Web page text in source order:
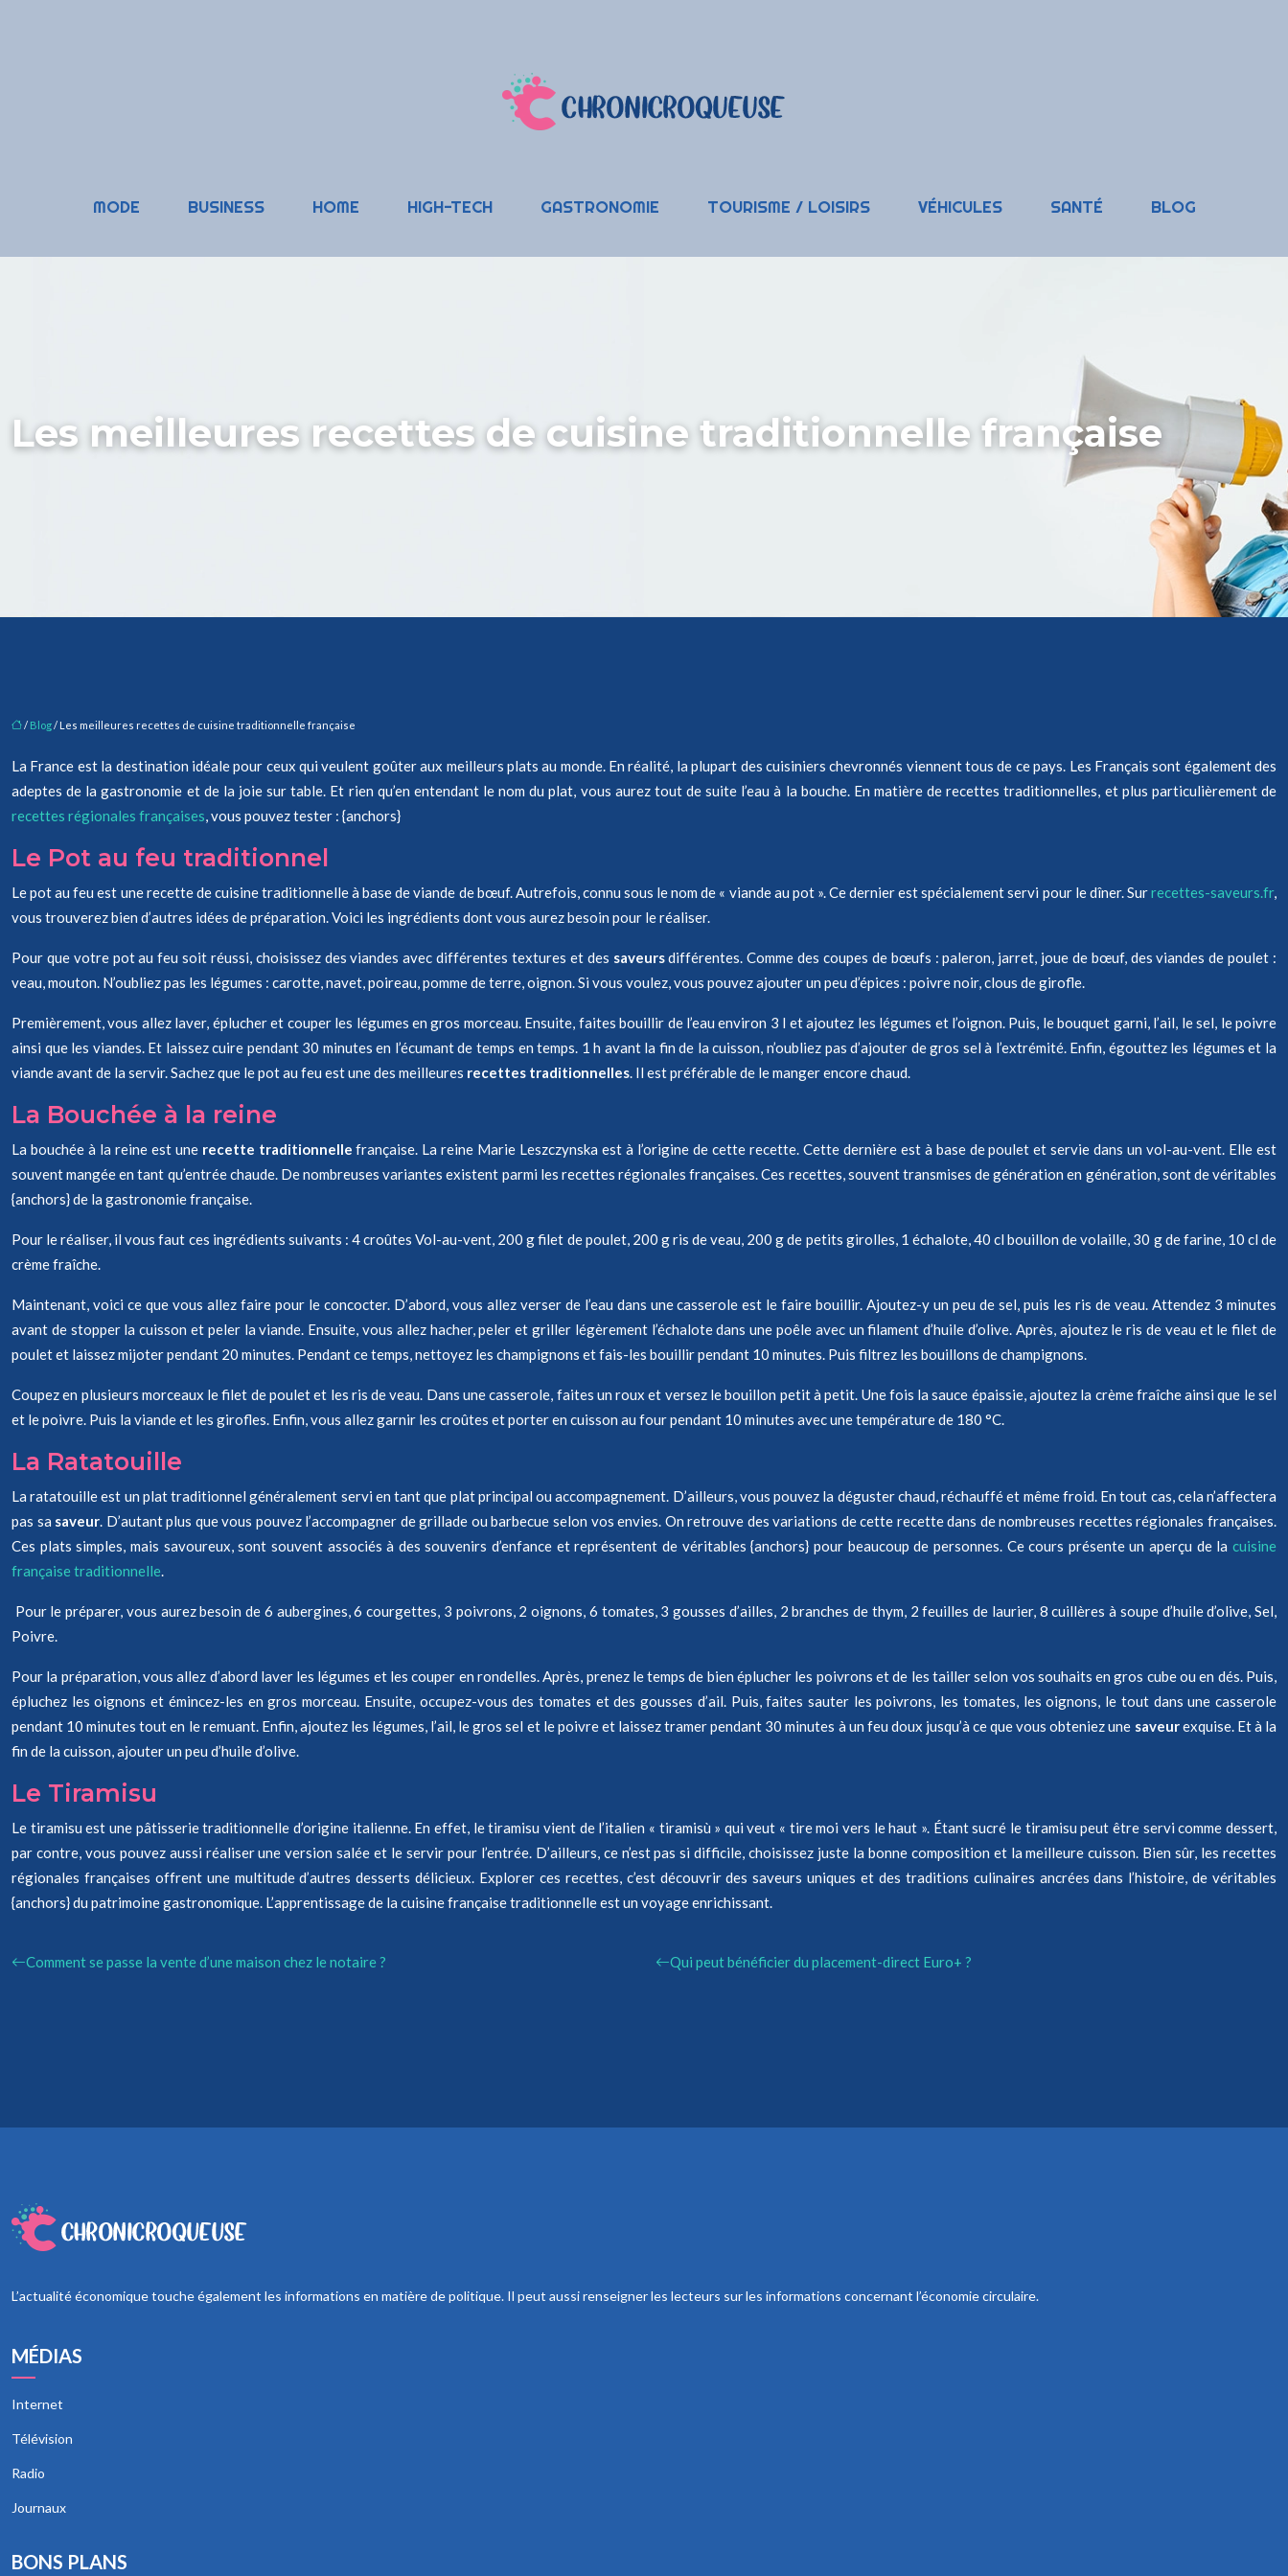
MODE BUSINESS HOME HIGH-TECH GASTRONOMIE TOURISME / LOISIRS VÉHICULES SANTÉ BLOG
Les meilleures recettes de cuisine traditionnelle française
/ Blog/ Les meilleures recettes de cuisine traditionnelle française
La France est la destination idéale pour ceux qui veulent goûter aux meilleurs plats au monde. En réalité, la plupart des cuisiniers chevronnés viennent tous de ce pays. Les Français sont également des
adeptes de la gastronomie et de la joie sur table. Et rien qu’en entendant le nom du plat, vous aurez tout de suite l’eau à la bouche. En matière de recettes traditionnelles, et plus particulièrement de
recettes régionales françaises, vous pouvez tester : {anchors}
Le Pot au feu traditionnel
Le pot au feu est une recette de cuisine traditionnelle à base de viande de bœuf. Autrefois, connu sous le nom de « viande au pot ». Ce dernier est spécialement servi pour le dîner. Surrecettes-saveurs.fr,
vous trouverez bien d’autres idées de préparation. Voici les ingrédients dont vous aurez besoin pour le réaliser.
Pour que votre pot au feu soit réussi, choisissez des viandes avec différentes textures et des saveursdifférentes. Comme des coupes de bœufs : paleron, jarret, joue de bœuf, des viandes de poulet :
veau, mouton. N’oubliez pas les légumes : carotte, navet, poireau, pomme de terre, oignon. Si vous voulez, vous pouvez ajouter un peu d’épices : poivre noir, clous de girofle.
Premièrement, vous allez laver, éplucher et couper les légumes en gros morceau. Ensuite, faites bouillir de l’eau environ 3 l et ajoutez les légumes et l’oignon. Puis, le bouquet garni, l’ail, le sel, le poivre
ainsi que les viandes. Et laissez cuire pendant 30 minutes en l’écumant de temps en temps. 1 h avant la fin de la cuisson, n’oubliez pas d’ajouter de gros sel à l’extrémité. Enfin, égouttez les légumes et la
viande avant de la servir. Sachez que le pot au feu est une des meilleures recettes traditionnelles. Il est préférable de le manger encore chaud.
La Bouchée à la reine
La bouchée à la reine est une recette traditionnelle française. La reine Marie Leszczynska est à l’origine de cette recette. Cette dernière est à base de poulet et servie dans un vol-au-vent. Elle est
souvent mangée en tant qu’entrée chaude. De nombreuses variantes existent parmi les recettes régionales françaises. Ces recettes, souvent transmises de génération en génération, sont de véritables
{anchors} de la gastronomie française.
Pour le réaliser, il vous faut ces ingrédients suivants : 4 croûtes Vol-au-vent, 200 g filet de poulet, 200 g ris de veau, 200 g de petits girolles, 1 échalote, 40 cl bouillon de volaille, 30 g de farine, 10 cl de
crème fraîche.
Maintenant, voici ce que vous allez faire pour le concocter. D’abord, vous allez verser de l’eau dans une casserole est le faire bouillir. Ajoutez-y un peu de sel, puis les ris de veau. Attendez 3 minutes
avant de stopper la cuisson et peler la viande. Ensuite, vous allez hacher, peler et griller légèrement l’échalote dans une poêle avec un filament d’huile d’olive. Après, ajoutez le ris de veau et le filet de
poulet et laissez mijoter pendant 20 minutes. Pendant ce temps, nettoyez les champignons et fais-les bouillir pendant 10 minutes. Puis filtrez les bouillons de champignons.
Coupez en plusieurs morceaux le filet de poulet et les ris de veau. Dans une casserole, faites un roux et versez le bouillon petit à petit. Une fois la sauce épaissie, ajoutez la crème fraîche ainsi que le sel
et le poivre. Puis la viande et les girofles. Enfin, vous allez garnir les croûtes et porter en cuisson au four pendant 10 minutes avec une température de 180 °C.
La Ratatouille
La ratatouille est un plat traditionnel généralement servi en tant que plat principal ou accompagnement. D’ailleurs, vous pouvez la déguster chaud, réchauffé et même froid. En tout cas, cela n’affectera
pas sa saveur. D’autant plus que vous pouvez l’accompagner de grillade ou barbecue selon vos envies. On retrouve des variations de cette recette dans de nombreuses recettes régionales françaises.
Ces plats simples, mais savoureux, sont souvent associés à des souvenirs d’enfance et représentent de véritables {anchors} pour beaucoup de personnes. Ce cours présente un aperçu de la cuisine
française traditionnelle.
Pour le préparer, vous aurez besoin de 6 aubergines, 6 courgettes, 3 poivrons, 2 oignons, 6 tomates, 3 gousses d’ailles, 2 branches de thym, 2 feuilles de laurier, 8 cuillères à soupe d’huile d’olive, Sel,
Poivre.
Pour la préparation, vous allez d’abord laver les légumes et les couper en rondelles. Après, prenez le temps de bien éplucher les poivrons et de les tailler selon vos souhaits en gros cube ou en dés. Puis,
épluchez les oignons et émincez-les en gros morceau. Ensuite, occupez-vous des tomates et des gousses d’ail. Puis, faites sauter les poivrons, les tomates, les oignons, le tout dans une casserole
pendant 10 minutes tout en le remuant. Enfin, ajoutez les légumes, l’ail, le gros sel et le poivre et laissez tramer pendant 30 minutes à un feu doux jusqu’à ce que vous obteniez une saveurexquise. Et à la
fin de la cuisson, ajouter un peu d’huile d’olive.
Le Tiramisu
Le tiramisu est une pâtisserie traditionnelle d’origine italienne. En effet, le tiramisu vient de l’italien « tiramisù » qui veut « tire moi vers le haut ». Étant sucré le tiramisu peut être servi comme dessert,
par contre, vous pouvez aussi réaliser une version salée et le servir pour l’entrée. D’ailleurs, ce n’est pas si difficile, choisissez juste la bonne composition et la meilleure cuisson. Bien sûr, les recettes
régionales françaises offrent une multitude d’autres desserts délicieux. Explorer ces recettes, c’est découvrir des saveurs uniques et des traditions culinaires ancrées dans l’histoire, de véritables
{anchors} du patrimoine gastronomique. L’apprentissage de la cuisine française traditionnelle est un voyage enrichissant.
Comment se passe la vente d’une maison chez le notaire ? Qui peut bénéficier du placement-direct Euro+ ?
L’actualité économique touche également les informations en matière de politique. Il peut aussi renseigner les lecteurs sur les informations concernant l’économie circulaire.
MÉDIAS
Internet
Télévision
Radio
Journaux
BONS PLANS